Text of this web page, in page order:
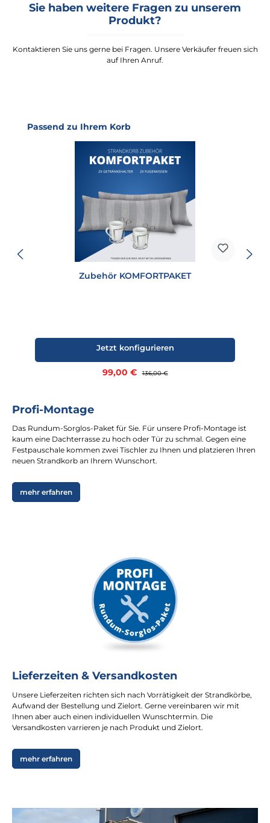
Sie haben weitere Fragen zu unserem
Produkt?
Kontaktieren Sie uns gerne bei Fragen. Unsere Verkäufer freuen sich
auf Ihren Anruf.
Produktgalerie überspringen
Passend zu Ihrem Korb
Zubehör KOMFORTPAKET
Verkaufspreis:
99,00 € Regulärer Preis:
136,00 €
Jetzt konfigurieren
Profi-Montage
Das Rundum-Sorglos-Paket für Sie. Für unsere Profi-Montage ist
kaum eine Dachterrasse zu hoch oder Tür zu schmal. Gegen eine
Festpauschale kommen zwei Tischler zu Ihnen und platzieren Ihren
neuen Strandkorb an Ihrem Wunschort.
mehr erfahren
Lieferzeiten & Versandkosten
Unsere Lieferzeiten richten sich nach Vorrätigkeit der Strandkörbe,
Aufwand der Bestellung und Zielort. Gerne vereinbaren wir mit
Ihnen aber auch einen individuellen Wunschtermin. Die
Versandkosten varrieren je nach Produkt und Zielort.
mehr erfahren